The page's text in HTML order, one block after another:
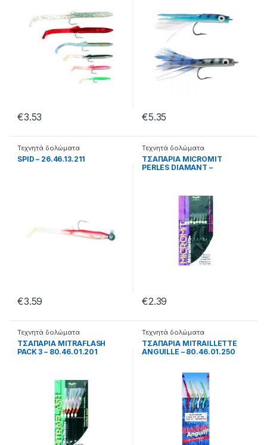
€3.53 €5.35
Τεχνητά δολώματα
SPID – 26.46.13.211
€3.59
Τεχνητά δολώματα
ΤΣΑΠΑΡΙΑ MICROMIT
PERLES DIAMANT –
€2.39
Τεχνητά δολώματα
ΤΣΑΠΑΡΙΑ MITRAFLASH
PACK 3 – 80.46.01.201
Τεχνητά δολώματα
ΤΣΑΠΑΡΙΑ MITRAILLETTE
ANGUILLE – 80.46.01.250